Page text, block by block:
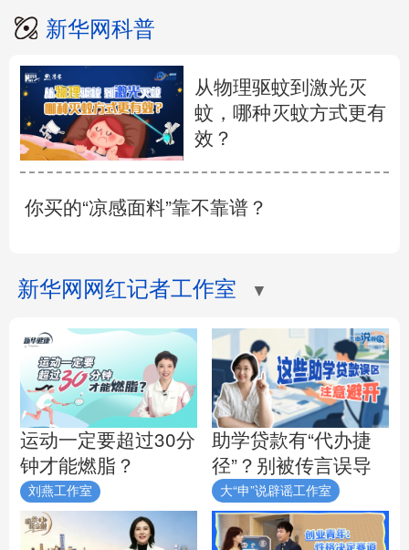
新华网科普
从物理驱蚊到激光灭
蚊，哪种灭蚊方式更有
效？
你买的“凉感面料”靠不靠谱？
新华网网红记者工作室 ▼
运动一定要超过30分
钟才能燃脂？
刘燕工作室
助学贷款有“代办捷
径”？别被传言误导
大“申”说辟谣工作室